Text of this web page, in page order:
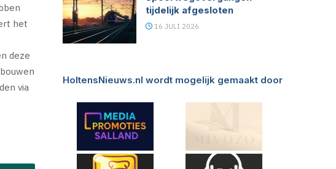
het
deze
via
tijdelijk afgesloten
16 JULI 2026
HoltensNieuws.nl wordt mogelijk gemaakt door